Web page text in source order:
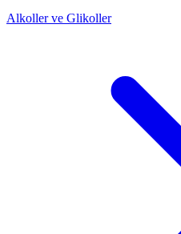
Alkoller ve Glikoller